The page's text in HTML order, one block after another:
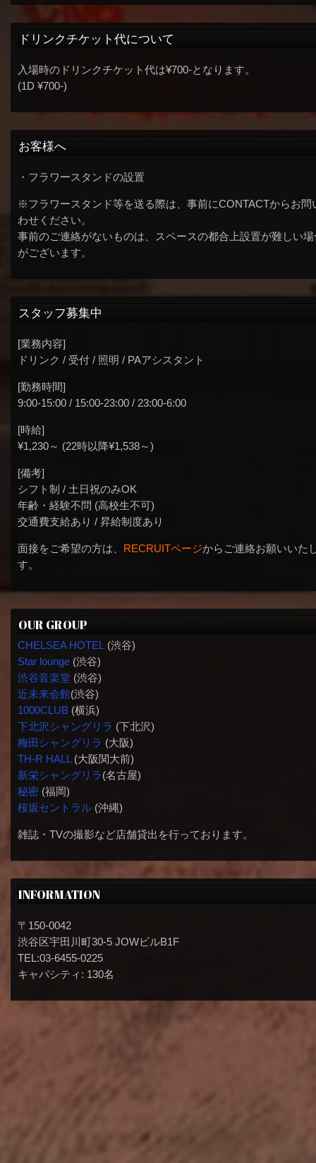
ドリンクチケット代について
入場時のドリンクチケット代は¥700-となります。
(1D ¥700-)
お客様へ
・フラワースタンドの設置
※フラワースタンド等を送る際は、事前にCONTACTからお問
わせください。
事前のご連絡がないものは、スペースの都合上設置が難しい場
がございます。
スタッフ募集中
[業務内容]
ドリンク / 受付 / 照明 / PAアシスタント
[勤務時間]
9:00-15:00 / 15:00-23:00 / 23:00-6:00
[時給]
¥1,230～ (22時以降¥1,538～)
[備考]
シフト制 / 土日祝のみOK
年齢・経験不問 (高校生不可)
交通費支給あり / 昇給制度あり
面接をご希望の方は、 RECRUITページからご連絡お願いいた
す。
OUR GROUP
CHELSEA HOTEL (渋谷)
Star lounge(渋谷)
渋谷音楽堂(渋谷)
近未来会館(渋谷)
1000CLUB(横浜)
下北沢シャングリラ (下北沢)
梅田シャングリラ (大阪)
TH-R HALL(大阪関大前)
新栄シャングリラ(名古屋)
秘密(福岡)
桜坂セントラル(沖縄)
雑誌・TVの撮影など店舗貸出を行っております。
INFORMATION
〒150-0042
渋谷区宇田川町30-5 JOWビルB1F
TEL:03-6455-0225
キャパシティ: 130名